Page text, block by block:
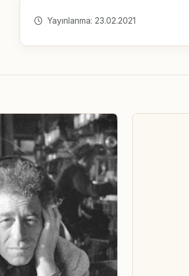
Yayınlanma: 23.02.2021